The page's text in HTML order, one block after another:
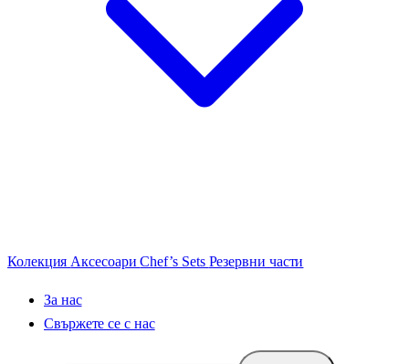
Колекция АксесоариChef’s Sets Резервни части
За нас
Свържете се с нас